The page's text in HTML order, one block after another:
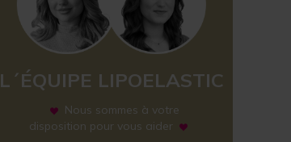
L´ÉQUIPE LIPOELASTIC
Nous sommes à votre
disposition pour vous aider